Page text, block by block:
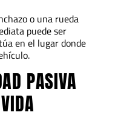
o una rueda
puede ser
en el lugar donde
PASIVA